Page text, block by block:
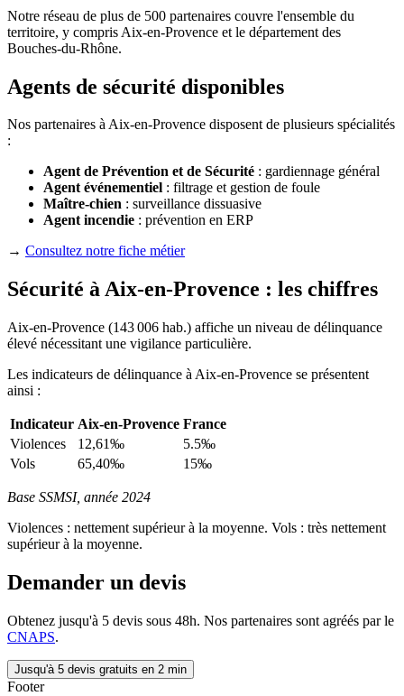
Notre réseau de plus de 500 partenaires couvre l'ensemble du
territoire, y compris Aix-en-Provence et le département des
Bouches-du-Rhône.
Agents de sécurité disponibles
Nos partenaires à Aix-en-Provence disposent de plusieurs spécialités
:
Agent de Prévention et de Sécurité : gardiennage général
Agent événementiel : filtrage et gestion de foule
Maître-chien : surveillance dissuasive
Agent incendie : prévention en ERP
→ Consultez notre fiche métier
Sécurité à Aix-en-Provence : les chiffres
Aix-en-Provence (143 006 hab.) affiche un niveau de délinquance
élevé nécessitant une vigilance particulière.
Les indicateurs de délinquance à Aix-en-Provence se présentent
ainsi :
Indicateur Aix-en-Provence France
Violences
12,61‰
5.5‰
Vols
65,40‰ 15‰
Base SSMSI, année 2024
Violences : nettement supérieur à la moyenne. Vols : très nettement
supérieur à la moyenne.
Demander un devis
Obtenez jusqu'à 5 devis sous 48h. Nos partenaires sont agréés par le
CNAPS.
Jusqu'à 5 devis gratuits en 2 min
Footer